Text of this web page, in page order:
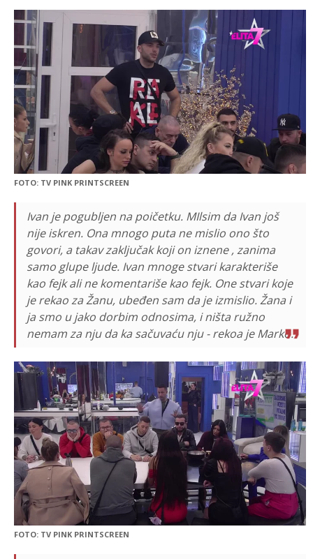
FOTO: TV PINK PRINTSCREEN
Ivan je pogubljen na poičetku. MIlsim da Ivan još
nije iskren. Ona mnogo puta ne mislio ono što
govori, a takav zaključak koji on iznene , zanima
samo glupe ljude. Ivan mnoge stvari karakteriše
kao fejk ali ne komentariše kao fejk. One stvari koje
je rekao za Žanu, ubeđen sam da je izmislio. Žana i
ja smo u jako dorbim odnosima, i ništa ružno
nemam za nju da ka sačuvaću nju - rekoa je Marko.
FOTO: TV PINK PRINTSCREEN